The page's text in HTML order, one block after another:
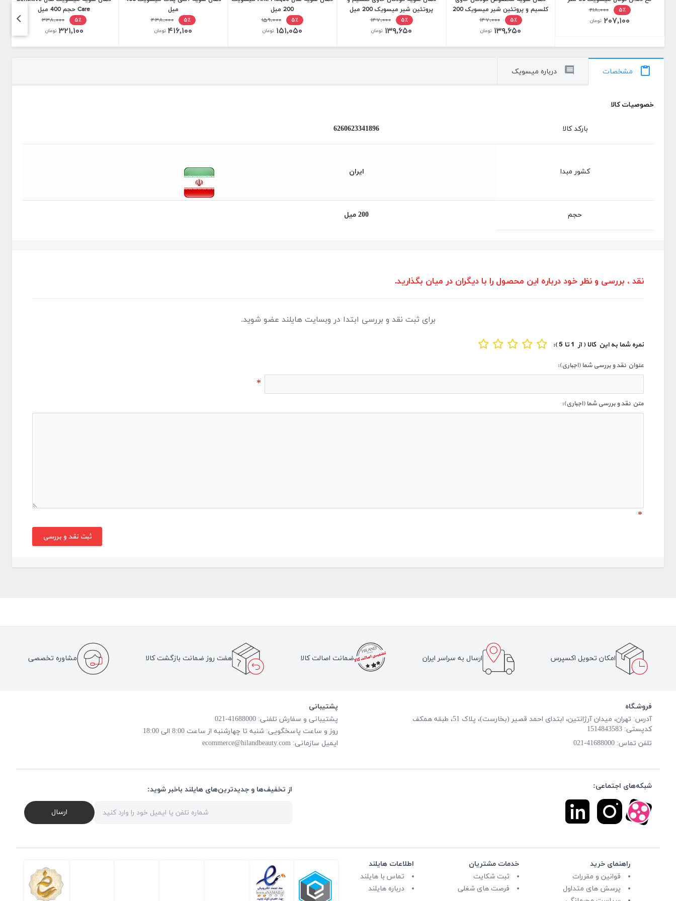
۵٪
۲۱۸,۰۰۰
۲۰۷,۱۰۰ تومان
کلسیم و پروتئین شیر میسویک 200
میل ۵٪ ۱۴۷,۰۰۰
۱۳۹,۶۵۰ تومان
پروتئین شیر میسویک 200 میل
۵٪
۱۴۷,۰۰۰
۱۳۹,۶۵۰ تومان
200 میل
۵٪
۱۵۹,۰۰۰
۱۵۱,۰۵۰ تومان
میل
۵٪
۴۳۸,۰۰۰
۴۱۶,۱۰۰ تومان
Care حجم 400 میل
۵٪
۳۳۸,۰۰۰
۳۲۱,۱۰۰ تومان
مشخصات درباره میسویک
خصوصیات کالا
بارکد کالا 6260623341896
کشور مبدا ایران
حجم 200 میل
نقد ، بررسی و نظر خود درباره این محصول را با دیگران در میان بگذارید.
برای ثبت نقد و بررسی ابتدا در وبسایت هایلند عضو شوید.
نمره شما به این کالا ( از 1 تا 5 ):
عنوان نقد و بررسی شما (اجباری):
*
متن نقد و بررسی شما (اجباری):
*
امکان تحویل اکسپرس ارسال به سراسر ایران ضمانت اصالت کالا هفت روز ضمانت بازگشت کالا مشاوره تخصصی
فروشـگاه
آدرس: تهران، میدان آرژانتین، ابتدای احمد قصیر (بخارست)، پلاک 51، طبقه همکف
کدپستی: 1514843583
تلفن تماس: 41688000-021
پشتیبانی
پشتیبانی و سفارش تلفنی: 41688000-021
روز و ساعت پاسخگویی: شنبه تا چهارشنبه از ساعت 8:00 الی 18:00
ایمیل سازمانی: ecommerce@hilandbeauty.com
شبکه‌های اجتماعی: از تخفیف‌ها و جدیدترین‌های هایلند باخبر شوید:
ارسال
راهنمای خرید
قوانین و مقررات
پرسش های متداول
خدمات مشتریان
ثبت شکایت
فرصت های شغلی
اطلاعات هایلند
تماس با هایلند
درباره هایلند